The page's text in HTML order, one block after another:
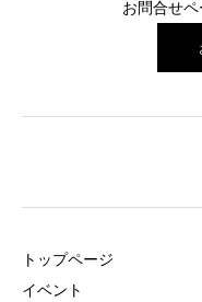
お問合せ
トップページ
イベント